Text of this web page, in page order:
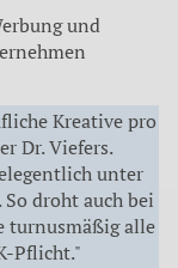
und
Kreative pro
Dr. Viefers.
unter
droht auch bei
turnusmäßig alle
Pflicht."